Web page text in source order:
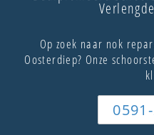
Op zoek naar nok
Oosterdiep? Onze